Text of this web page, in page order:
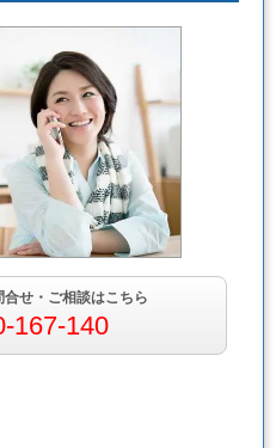
せ・ご相談はこちら
167-140